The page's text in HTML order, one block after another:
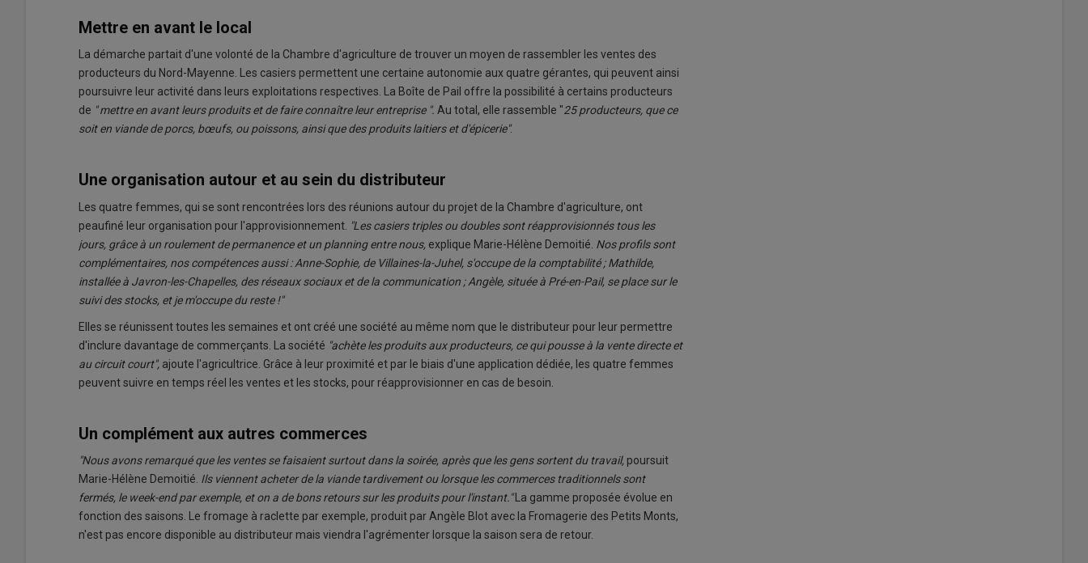
Mettre en avant le local
La démarche partait d'une volonté de la Chambre d'agriculture de trouver un moyen de rassembler les ventes des
producteurs du Nord-Mayenne. Les casiers permettent une certaine autonomie aux quatre gérantes, qui peuvent ainsi
poursuivre leur activité dans leurs exploitations respectives. La Boîte de Pail offre la possibilité à certains producteurs
de " mettre en avant leurs produits et de faire connaître leur entreprise ". Au total, elle rassemble "25 producteurs, que ce
soit en viande de porcs, bœufs, ou poissons, ainsi que des produits laitiers et d'épicerie".
Une organisation autour et au sein du distributeur
Les quatre femmes, qui se sont rencontrées lors des réunions autour du projet de la Chambre d'agriculture, ont
peaufiné leur organisation pour l'approvisionnement. "Les casiers triples ou doubles sont réapprovisionnés tous les
jours, grâce à un roulement de permanence et un planning entre nous, explique Marie-Hélène Demoitié. Nos profils sont
complémentaires, nos compétences aussi : Anne-Sophie, de Villaines-la-Juhel, s'occupe de la comptabilité ; Mathilde,
installée à Javron-les-Chapelles, des réseaux sociaux et de la communication ; Angèle, située à Pré-en-Pail, se place sur le
suivi des stocks, et je m'occupe du reste !"
Elles se réunissent toutes les semaines et ont créé une société au même nom que le distributeur pour leur permettre
d'inclure davantage de commerçants. La société "achète les produits aux producteurs, ce qui pousse à la vente directe et
au circuit court", ajoute l'agricultrice. Grâce à leur proximité et par le biais d'une application dédiée, les quatre femmes
peuvent suivre en temps réel les ventes et les stocks, pour réapprovisionner en cas de besoin.
Un complément aux autres commerces
"Nous avons remarqué que les ventes se faisaient surtout dans la soirée, après que les gens sortent du travail, poursuit
Marie-Hélène Demoitié. Ils viennent acheter de la viande tardivement ou lorsque les commerces traditionnels sont
fermés, le week-end par exemple, et on a de bons retours sur les produits pour l'instant."La gamme proposée évolue en
fonction des saisons. Le fromage à raclette par exemple, produit par Angèle Blot avec la Fromagerie des Petits Monts,
n'est pas encore disponible au distributeur mais viendra l'agrémenter lorsque la saison sera de retour.